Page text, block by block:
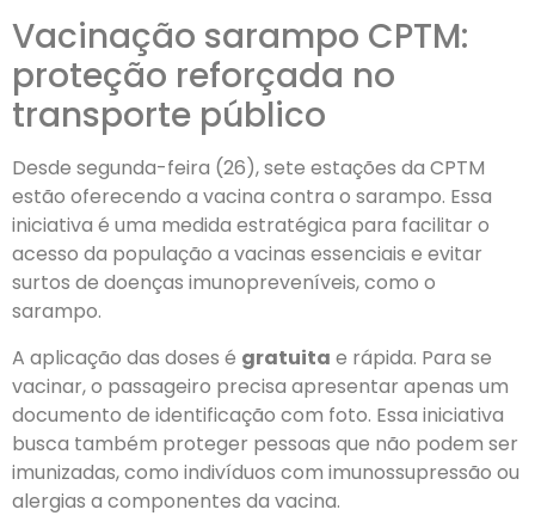
Vacinação sarampo CPTM:
proteção reforçada no
transporte público
Desde segunda-feira (26), sete estações da CPTM
estão oferecendo a vacina contra o sarampo. Essa
iniciativa é uma medida estratégica para facilitar o
acesso da população a vacinas essenciais e evitar
surtos de doenças imunopreveníveis, como o
sarampo.
A aplicação das doses é gratuita e rápida. Para se
vacinar, o passageiro precisa apresentar apenas um
documento de identificação com foto. Essa iniciativa
busca também proteger pessoas que não podem ser
imunizadas, como indivíduos com imunossupressão ou
alergias a componentes da vacina.